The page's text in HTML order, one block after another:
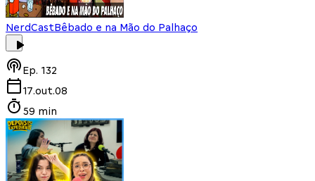
NerdCastBêbado e na Mão do Palhaço
Ep. 132
17.out.08
59 min